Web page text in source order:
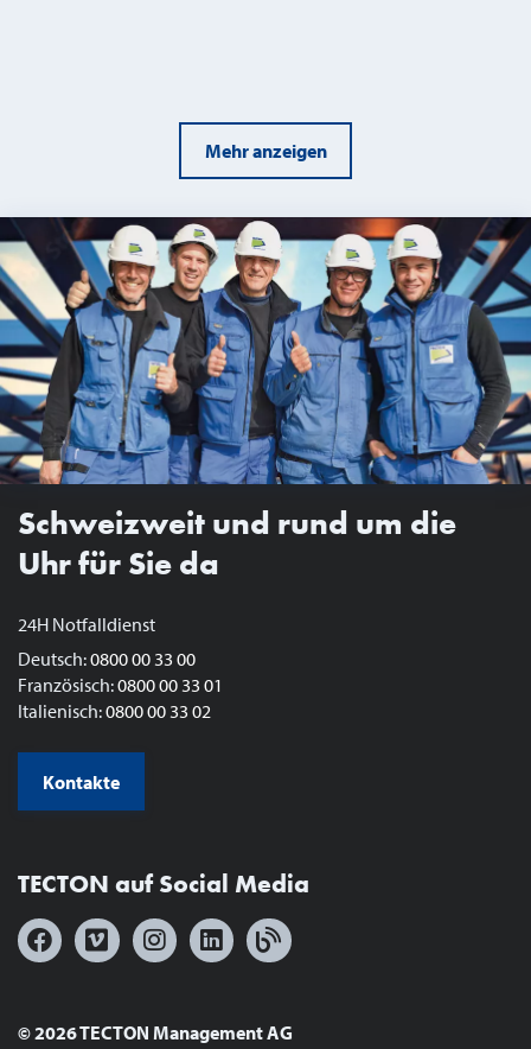
Mehr anzeigen
Schweizweit und rund um die
Uhr für Sie da
24H Notfalldienst
Deutsch:0800 00 33 00
Französisch:0800 00 33 01
Italienisch:0800 00 33 02
Kontakte
TECTON auf Social Media
© 2026 TECTON Management AG